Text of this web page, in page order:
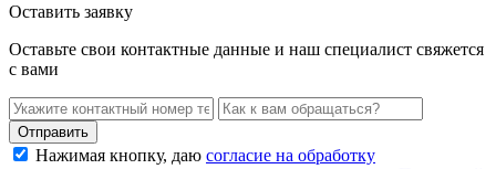
Оставить заявку
Оставьте свои контактные данные и наш специалист свяжется
с вами
Нажимая кнопку, даю согласие на обработку